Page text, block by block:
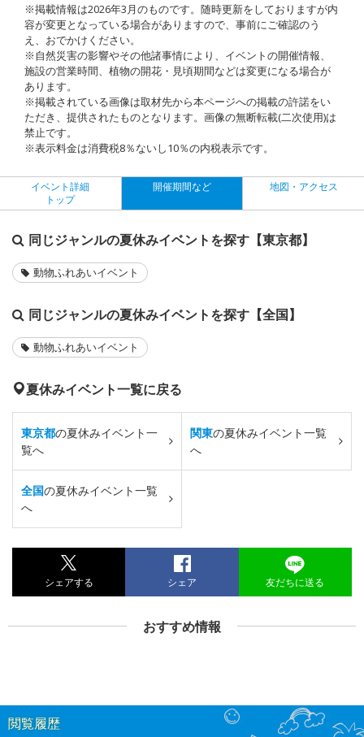
※掲載情報は2026年3月のものです。随時更新をしておりますが内
容が変更となっている場合がありますので、事前にご確認のう
え、おでかけください。
※自然災害の影響やその他諸事情により、イベントの開催情報、
施設の営業時間、植物の開花・見頃期間などは変更になる場合が
あります。
※掲載されている画像は取材先から本ページへの掲載の許諾をい
ただき、提供されたものとなります。画像の無断転載(二次使用)は
禁止です。
※表示料金は消費税8％ないし10％の内税表示です。
イベント詳細
トップ
開催期間など 地図・アクセス
同じジャンルの夏休みイベントを探す【東京都】
動物ふれあいイベント
同じジャンルの夏休みイベントを探す【全国】
動物ふれあいイベント
夏休みイベント一覧に戻る
東京都の夏休みイベント一
覧へ
関東の夏休みイベント一覧
へ
全国の夏休みイベント一覧
へ
シェアする シェア 友だちに送る
おすすめ情報
閲覧履歴